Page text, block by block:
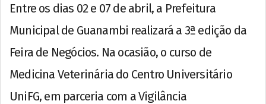
Entre os dias 02 e 07 de abril, a Prefeitura
Municipal de Guanambi realizará a 3ª edição da
Feira de Negócios. Na ocasião, o curso de
Medicina Veterinária do Centro Universitário
UniFG, em parceria com a Vigilância